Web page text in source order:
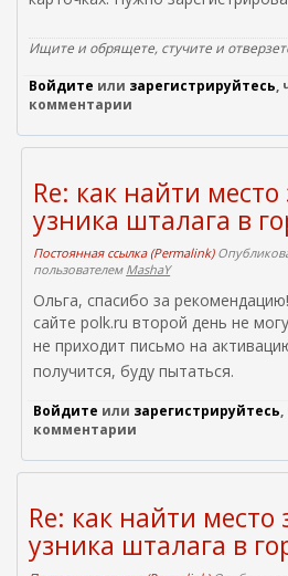
Ищите и обрящете, стучите и
Войдите или зарегистрируйтесь,
комментарии
Re: как найти
узника шталага в
Постоянная ссылка (Permalink)
пользователем MashaY
Ольга, спасибо за
сайте polk.ru второй день не
не приходит письмо на
получится, буду пытаться.
Войдите или зарегистрируйтесь
комментарии
Re: как найти место
узника шталага в